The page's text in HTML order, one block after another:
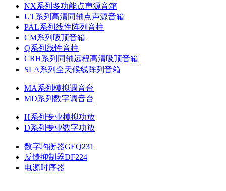
NX系列多功能点声源音箱
UT系列高清同轴点声源音箱
PAL系列线性阵列音柱
CM系列吸顶音箱
Q系列线性音柱
CRH系列同轴远程高清吸顶音箱
SLA系列全天候线阵列音箱
MA系列模拟调音台
MD系列数字调音台
H系列专业模拟功放
D系列专业数字功放
数字均衡器GEQ231
反馈抑制器DF224
电源时序器